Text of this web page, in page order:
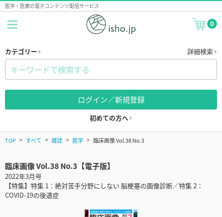
医学・医療の電子コンテンツ配信サービス
0
カテゴリー 詳細検索
ログイン／新規登録
初めての方へ
TOP すべて 雑誌 医学 臨床画像 Vol.38 No.3
臨床画像 Vol.38 No.3【電子版】
2022年3月号
【特集】特集 1：絶対苦手分野にしない 脳梗塞の画像診断／特集 2：
COVID-19の後遺症